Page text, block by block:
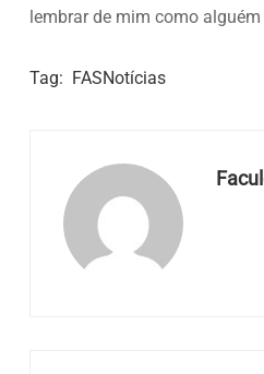
lembrar de mim como
Tag: FASNotícias